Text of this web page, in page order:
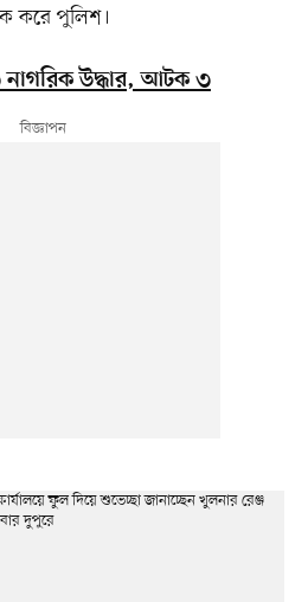
করে পুলিশ।
নাগরিক উদ্ধার, আটক ৩